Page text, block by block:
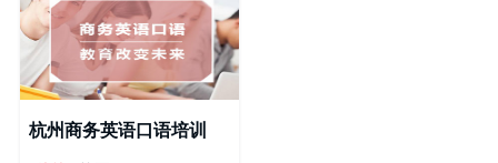
杭州商务英语口语培训